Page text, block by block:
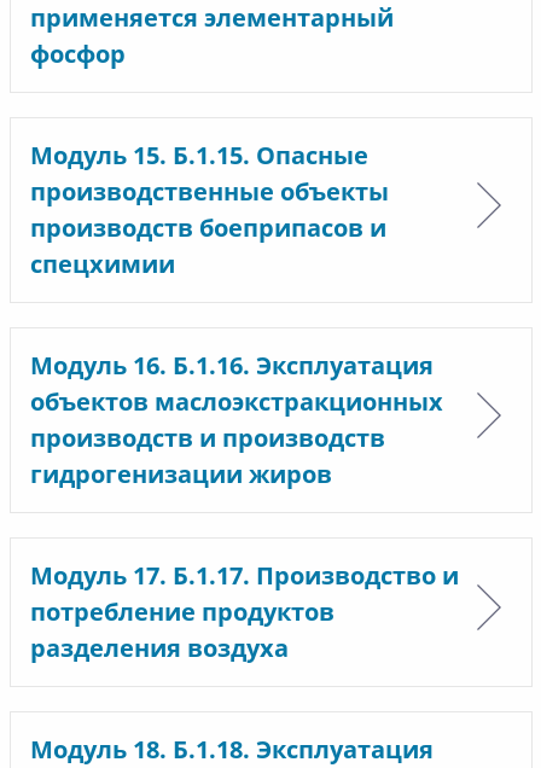
применяется элементарный
фосфор
Модуль 15. Б.1.15. Опасные
производственные объекты
производств боеприпасов и
спецхимии
Модуль 16. Б.1.16. Эксплуатация
объектов маслоэкстракционных
производств и производств
гидрогенизации жиров
Модуль 17. Б.1.17. Производство и
потребление продуктов
разделения воздуха
Модуль 18. Б.1.18. Эксплуатация